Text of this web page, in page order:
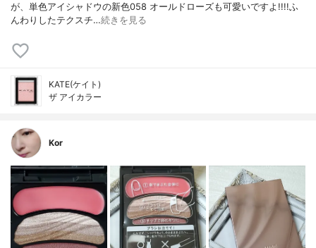
が、単色アイシャドウの新色058 オールドローズも可愛いですよ!!!!ふ
んわりしたテクスチ…続きを見る
KATE(ケイト)
ザ アイカラー
Kor